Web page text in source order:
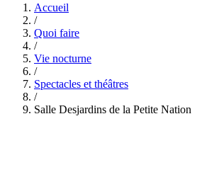
Accueil
/
Quoi faire
/
Vie nocturne
/
Spectacles et théâtres
/
Salle Desjardins de la Petite Nation